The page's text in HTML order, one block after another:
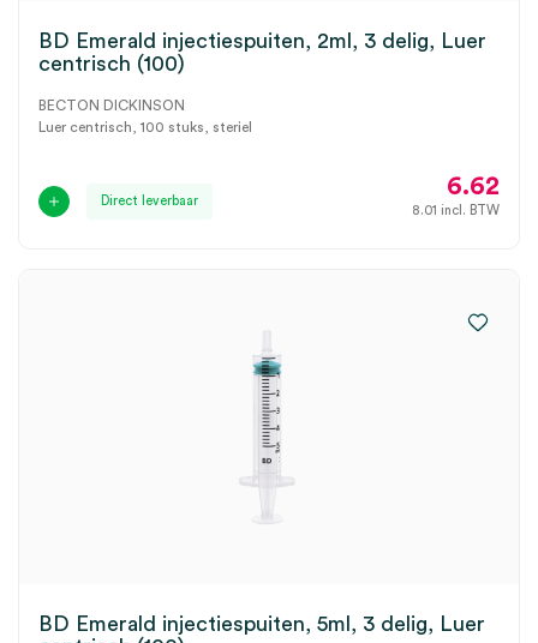
BD Emerald injectiespuiten, 2ml, 3 delig, Luer
centrisch (100)
BECTON DICKINSON
Luer centrisch, 100 stuks, steriel
Direct leverbaar
6.62
8.01 incl. BTW
BD Emerald injectiespuiten, 5ml, 3 delig, Luer